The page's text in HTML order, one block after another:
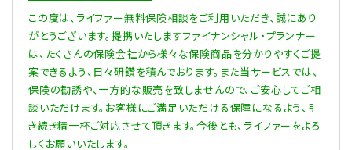
この度は、ライファー無料保険相談をご利用いただき、誠にあり
がとうございます。提携いたしますファイナンシャル・プランナー
は、たくさんの保険会社から様々な保険商品を分かりやすくご提
案できるよう、日々研鑽を積んでおります。また当サービスでは、
保険の勧誘や、一方的な販売を致しませんので、ご安心してご相
談いただけます。お客様にご満足いただける保障になるよう、引
き続き精一杯ご対応させて頂きます。今後とも、ライファーをよろ
しくお願いいたします。